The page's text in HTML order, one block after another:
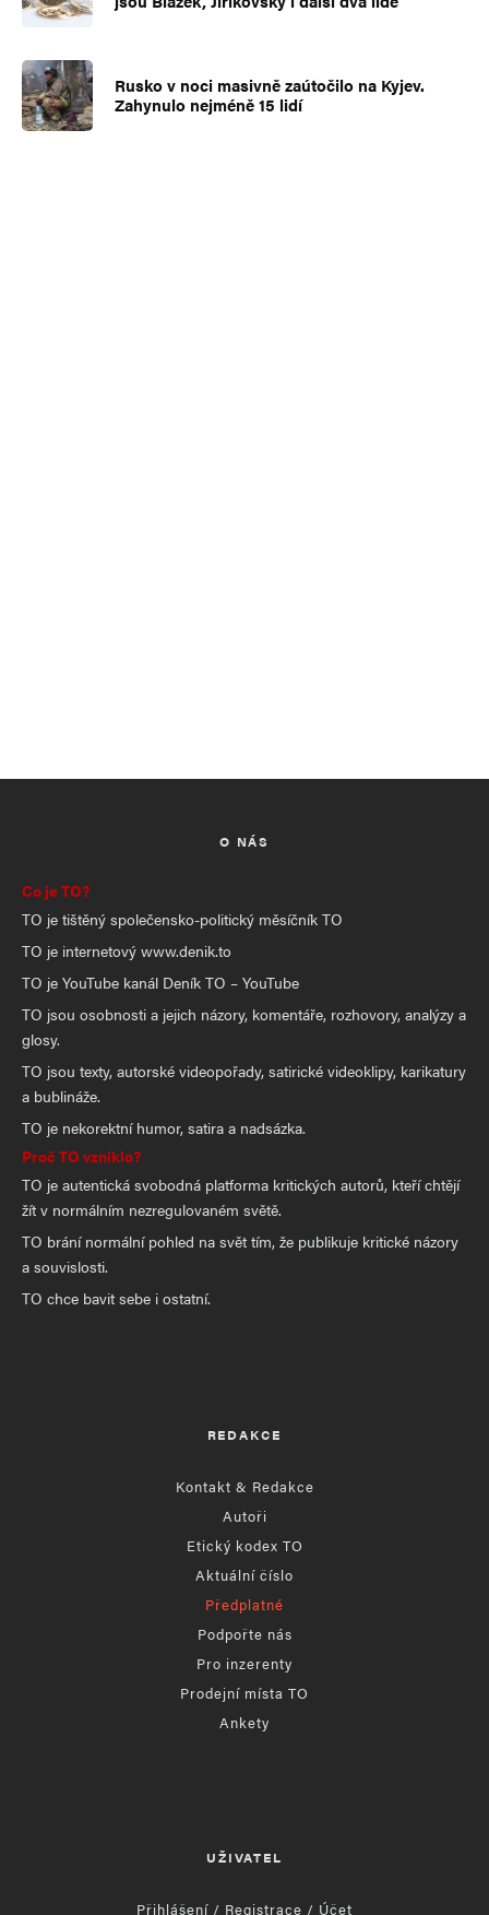
Rusko v noci masivně zaútočilo na Kyjev.
Zahynulo nejméně 15 lidí
O NÁS
Co je TO?
TO je tištěný společensko-politický měsíčník TO
TO je internetový www.denik.to
TO je YouTube kanál Deník TO – YouTube
TO jsou osobnosti a jejich názory, komentáře, rozhovory, analýzy a
glosy.
TO jsou texty, autorské videopořady, satirické videoklipy, karikatury
a bublináže.
TO je nekorektní humor, satira a nadsázka.
Proč TO vzniklo?
TO je autentická svobodná platforma kritických autorů, kteří chtějí
žít v normálním nezregulovaném světě.
TO brání normální pohled na svět tím, že publikuje kritické názory
a souvislosti.
TO chce bavit sebe i ostatní.
REDAKCE
Kontakt & Redakce
Autoři
Etický kodex TO
Aktuální číslo
Předplatné
Podpořte nás
Pro inzerenty
Prodejní místa TO
Ankety
UŽIVATEL
Přihlášení / Registrace / Účet